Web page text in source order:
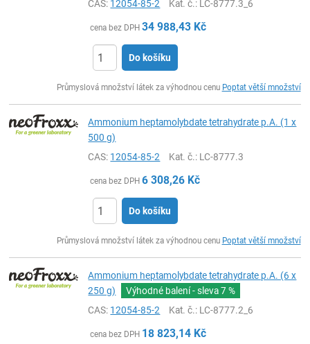
CAS: 12054-85-2 Kat. č.: LC-8777.3_6
cena bez DPH 34 988,43 Kč
Do košíku
Průmyslová množství látek za výhodnou cenu Poptat větší množství
Ammonium heptamolybdate tetrahydrate p.A. (1 x
500 g)
CAS: 12054-85-2 Kat. č.: LC-8777.3
cena bez DPH 6 308,26 Kč
Do košíku
Průmyslová množství látek za výhodnou cenu Poptat větší množství
Ammonium heptamolybdate tetrahydrate p.A. (6 x
250 g)
Výhodné balení - sleva7 %
CAS: 12054-85-2 Kat. č.: LC-8777.2_6
cena bez DPH 18 823,14 Kč